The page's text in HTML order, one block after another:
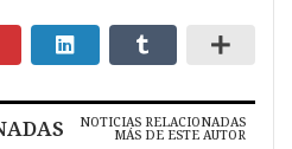
NOTICIAS RELACIONADAS
MÁS DE ESTE AUTOR